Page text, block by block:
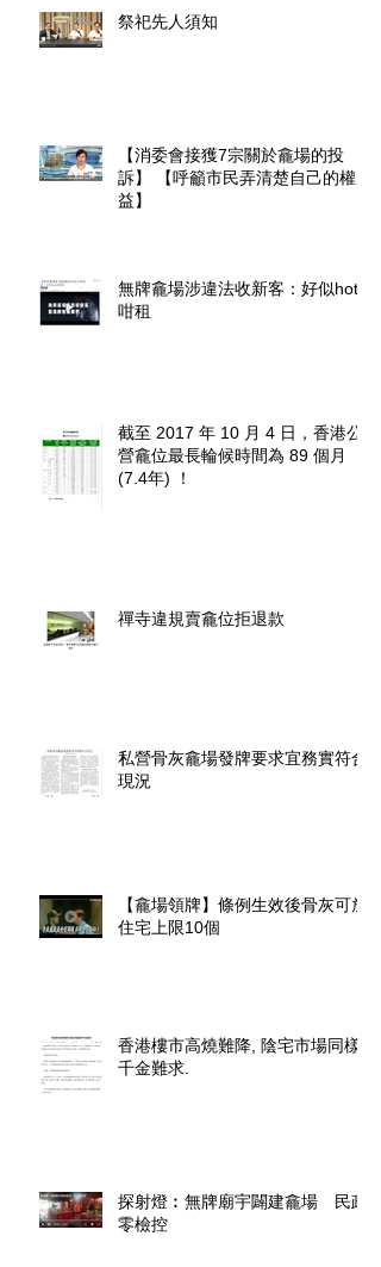
祭祀先人須知
【消委會接獲7宗關於龕場的投
訴】 【呼籲市民弄清楚自己的權
益】
無牌龕場涉違法收新客：好似hotel
咁租
截至 2017 年 10 月 4 日，香港公
營龕位最長輪候時間為 89 個月
(7.4年) ！
禪寺違規賣龕位拒退款
私營骨灰龕場發牌要求宜務實符合
現況
【龕場領牌】條例生效後骨灰可放
住宅上限10個
香港樓市高燒難降, 陰宅市場同樣
千金難求.
探射燈︰無牌廟宇闢建龕場 民政
零檢控